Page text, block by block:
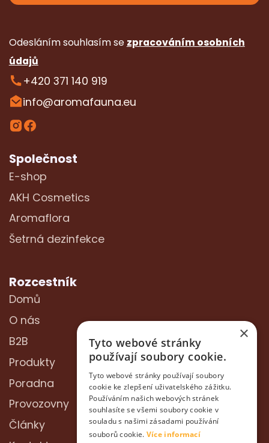
Společnost
E-shop
AKH Cosmetics
Aromaflora
Šetrná dezinfekce
Rozcestník
Domů
O nás
B2B
Produkty
Poradna
Provozovny
Články
Odesláním souhlasím se zpracováním osobních
údajů
+420 371 140 919
info@aromafauna.eu
×
Tyto webové stránky
používají soubory cookie.
Tyto webové stránky používají soubory
cookie ke zlepšení uživatelského zážitku.
Používáním našich webových stránek
souhlasíte se všemi soubory cookie v
souladu s našimi zásadami používání
souborů cookie. Více informací